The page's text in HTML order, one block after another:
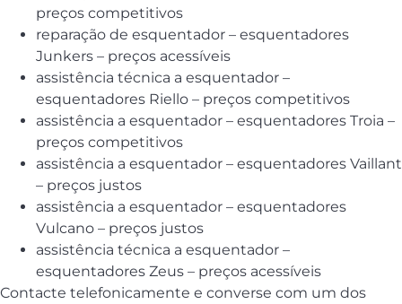
preços competitivos
reparação de esquentador – esquentadores
Junkers – preços acessíveis
assistência técnica a esquentador –
esquentadores Riello – preços competitivos
assistência a esquentador – esquentadores Troia –
preços competitivos
assistência a esquentador – esquentadores Vaillant
– preços justos
assistência a esquentador – esquentadores
Vulcano – preços justos
assistência técnica a esquentador –
esquentadores Zeus – preços acessíveis
Contacte telefonicamente e converse com um dos